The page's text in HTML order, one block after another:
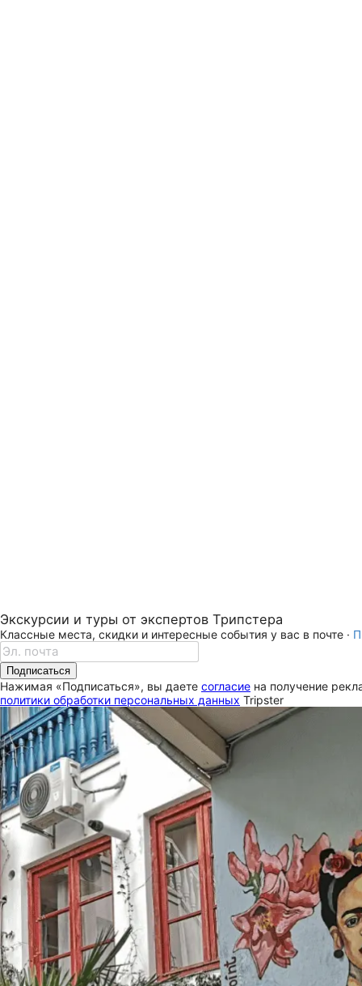
Экскурсии и туры от экспертов Трипстера
Классные места, скидки и интересные события у вас в почте ·
Подписаться
Нажимая «Подписаться», вы даете согласие на получение
политики обработки персональных данных Tripster